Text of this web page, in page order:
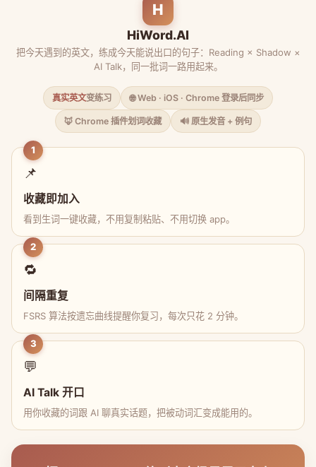
H
HiWord.AI
把今天遇到的英文，练成今天能说出口的句子：Reading × Shadow ×
AI Talk，同一批词一路用起来。
真实英文变练习 🌐 Web · iOS · Chrome 登录后同步
🦊 Chrome 插件划词收藏 🔊 原生发音 + 例句
1
📌
收藏即加入
看到生词一键收藏，不用复制粘贴、不用切换 app。
2
🔁
间隔重复
FSRS 算法按遗忘曲线提醒你复习，每次只花 2 分钟。
3
💬
AI Talk 开口
用你收藏的词跟 AI 聊真实话题，把被动词汇变成能用的。